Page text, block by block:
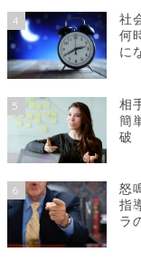
4
社
何
に
5
相
簡
破
6
怒
指
ラ